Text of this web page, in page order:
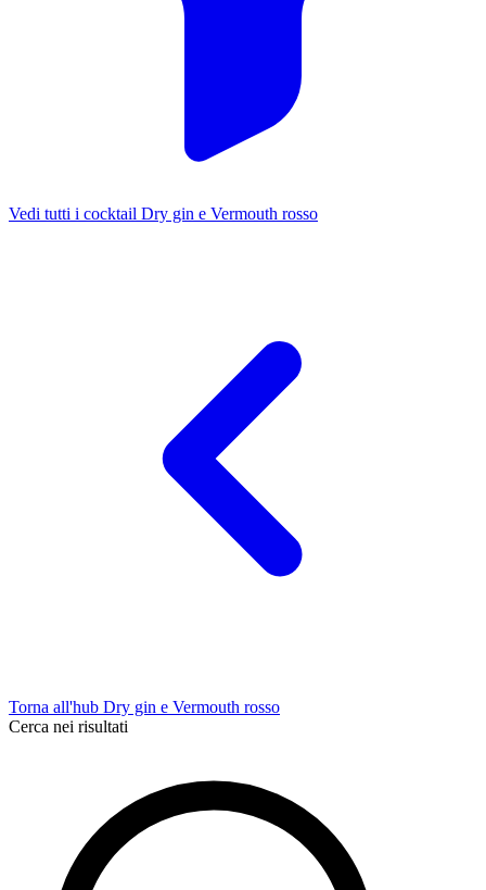
Vedi tutti i cocktail Dry gin e Vermouth rosso
Torna all'hub Dry gin e Vermouth rosso
Cerca nei risultati